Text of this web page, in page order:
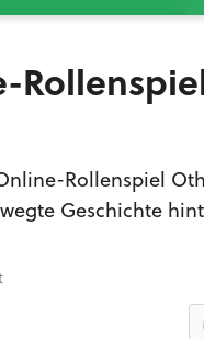
Rollenspiel
Geschichte